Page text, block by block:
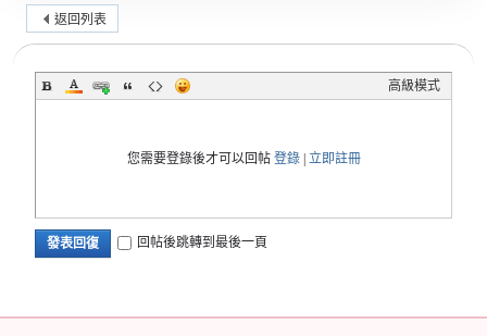
返回列表
高級模式
您需要登錄後才可以回帖 登錄| 立即註冊
發表回復 回帖後跳轉到最後一頁